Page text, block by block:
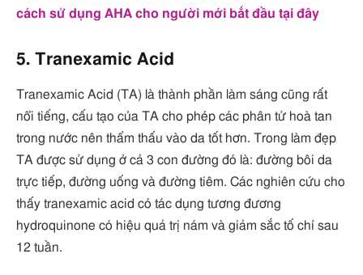
cách sử dụng AHA cho người mới bắt đầu tại đây
5. Tranexamic Acid
Tranexamic Acid (TA) là thành phần làm sáng cũng rất
nổi tiếng, cấu tạo của TA cho phép các phân tử hoà tan
trong nước nên thẩm thấu vào da tốt hơn. Trong làm đẹp
TA được sử dụng ở cả 3 con đường đó là: đường bôi da
trực tiếp, đường uống và đường tiêm. Các nghiên cứu cho
thấy tranexamic acid có tác dụng tương đương
hydroquinone có hiệu quả trị nám và giảm sắc tố chỉ sau
12 tuần.